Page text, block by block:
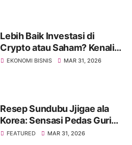
Lebih Baik Investasi di
Crypto atau Saham? Kenali
Jenis Risikonya Juga
EKONOMI BISNIS MAR 31, 2026
Resep Sundubu Jjigae ala
Korea: Sensasi Pedas Gurih
yang Menghangatkan Tubuh
FEATURED MAR 31, 2026